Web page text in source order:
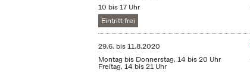
10 bis 17 Uhr
Eintritt frei
29.6. bis11.8.2020
Montag bis Donnerstag, 14 bis 20 Uhr
Freitag, 14 bis 21 Uhr